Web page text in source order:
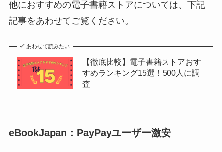
他におすすめの電子書籍ストアについては、下記
記事をあわせてご覧ください。
あわせて読みたい
【徹底比較】電子書籍ストアおす
すめランキング15選！500人に調
査
eBookJapan：PayPayユーザー激安